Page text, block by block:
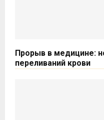
Прорыв в медицине:
переливаний крови